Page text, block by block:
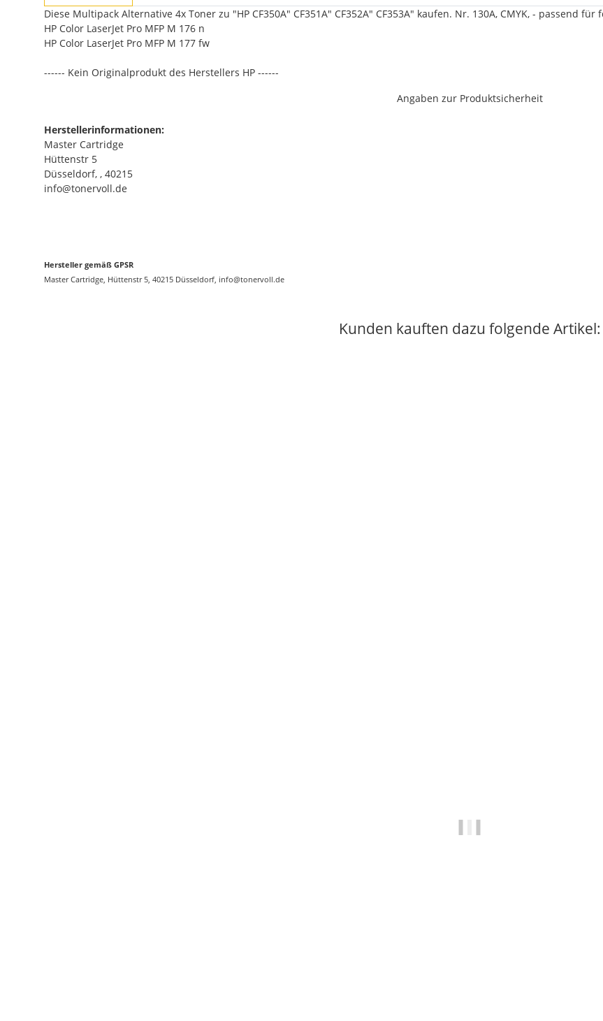
Diese Multipack Alternative 4x Toner zu "HP CF350A" CF351A" CF352A" CF353A" kaufen. Nr. 130A, CMYK, - passend für
HP Color LaserJet Pro MFP M 176 n
HP Color LaserJet Pro MFP M 177 fw
------ Kein Originalprodukt des Herstellers HP ------
Angaben zur Produktsicherheit
Herstellerinformationen:
Master Cartridge
Hüttenstr 5
Düsseldorf, , 40215
info@tonervoll.de
Hersteller gemäß GPSR
Master Cartridge, Hüttenstr 5, 40215 Düsseldorf, info@tonervoll.de
Kunden kauften dazu folgende Artikel: